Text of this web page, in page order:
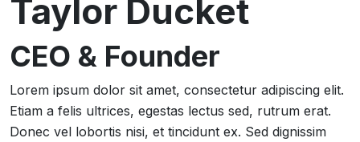
Taylor Ducket
CEO & Founder
Lorem ipsum dolor sit amet, consectetur adipiscing elit.
Etiam a felis ultrices, egestas lectus sed, rutrum erat.
Donec vel lobortis nisi, et tincidunt ex. Sed dignissim